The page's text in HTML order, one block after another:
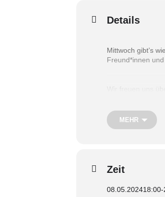
Details
Mittwoch gibt’s
Freund*innen
Teilnahme an
MEHR
Zeit
08.05.202418:00-